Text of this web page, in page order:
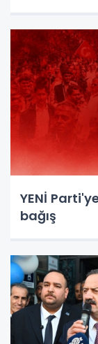
YENİ
bağış